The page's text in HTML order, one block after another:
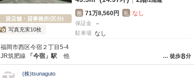
貸店舗・貸事務所(区分)
写真充実10枚
敷 71万8,560円 礼 なし
保証金 －
駐車場 なし
福岡市西区今宿２丁目5-4
… 徒歩8分
JR筑肥線 「今宿」駅 他
(株)tsunaguto